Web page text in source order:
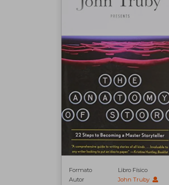
Formato
Libro Físico
Autor
John Truby